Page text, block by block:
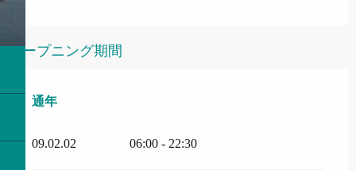
オープニング期間
通年
通年
09.02.02 06:00 - 22:30